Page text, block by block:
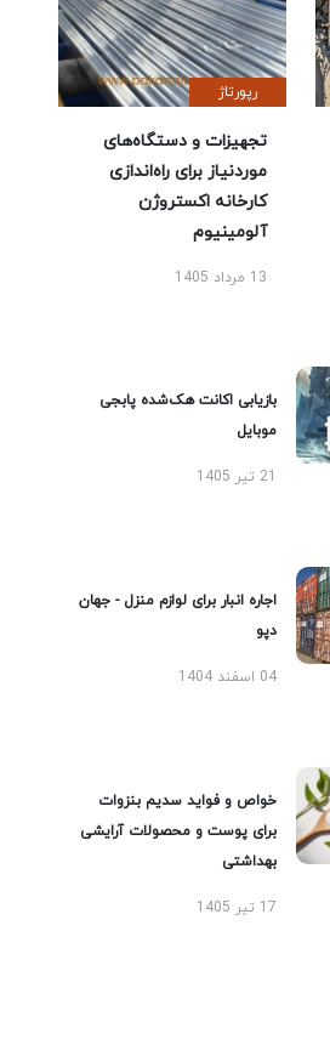
رپورتاژ
تجهیزات و دستگاه‌های
موردنیاز برای راه‌اندازی
کارخانه اکستروژن
آلومینیوم
13 مرداد 1405
بازیابی اکانت هک‌شده پابجی
موبایل
21 تیر 1405
اجاره انبار برای لوازم منزل - جهان
دپو
04 اسفند 1404
خواص و فواید سدیم بنزوات
برای پوست و محصولات آرایشی
بهداشتی
17 تیر 1405